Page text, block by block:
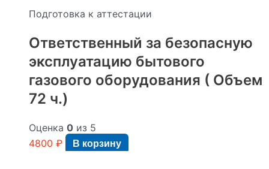
Подготовка к аттестации
Ответственный за безопасную
эксплуатацию бытового
газового оборудования ( Объем
72 ч.)
Оценка 0 из 5
4800 ₽ В корзину